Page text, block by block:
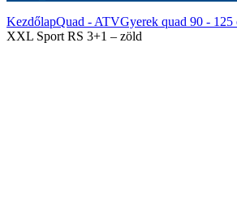
KezdőlapQuad - ATVGyerek quad 90 - 125
XXL Sport RS 3+1 – zöld